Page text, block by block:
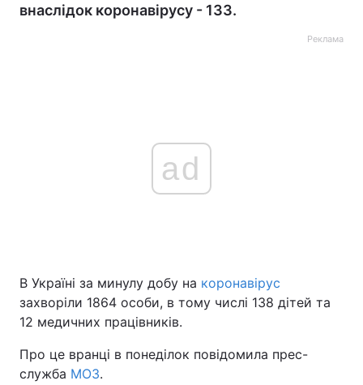
внаслідок коронавірусу - 133.
Реклама
ad
В Україні за минулу добу на коронавірус
захворіли 1864 особи, в тому числі 138 дітей та
12 медичних працівників.
Про це вранці в понеділок повідомила прес-
служба МОЗ.